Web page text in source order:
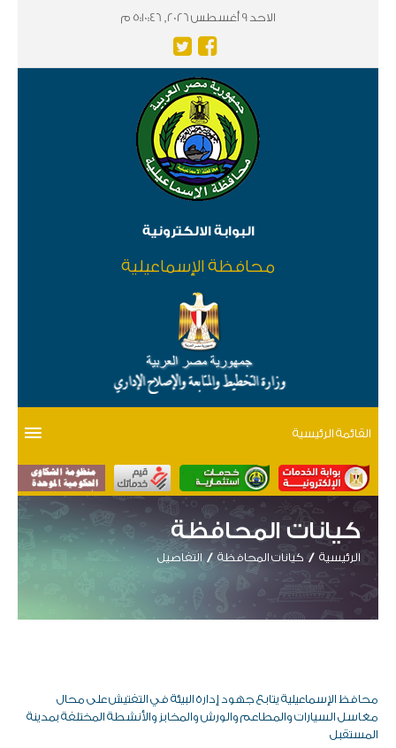
الاحد 9 أغسطس 2026, 5:10:46 م
البوابة الالكترونية
محافظة الإسماعيلية
القائمة الرئيسية
كيانات المحافظة
الرئيسية كيانات المحافظة التفاصيل
محافظ الإسماعيلية يتابع جهود إدارة البيئة في التفتيش على محال
مغاسل السيارات والمطاعم والورش والمخابز والأنشطة المختلفة بمدينة
المستقبل